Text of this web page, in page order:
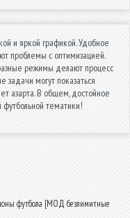
и яркой графикой. Удобное
проблемы с оптимизацией.
режимы делают процесс
могут показаться
азарта. В общем, достойное
тематики!
футбола [МОД безлимитные